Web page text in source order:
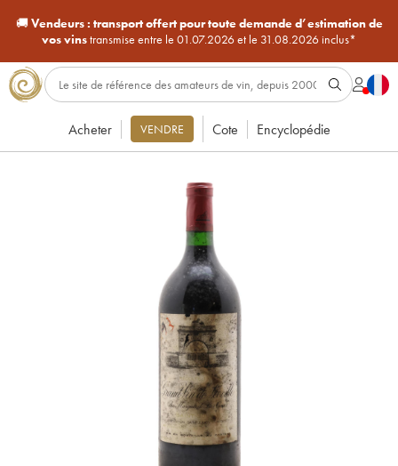
🚚Vendeurs : transport offert pour toute demande d’estimation de
vos vinstransmise entre le 01.07.2026 et le 31.08.2026 inclus*
Acheter VENDRE Cote Encyclopédie